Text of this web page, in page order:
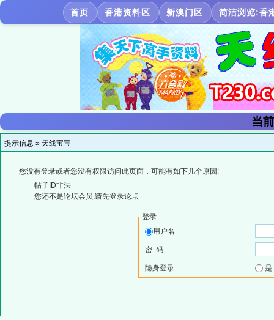
首页 香港资料区 新澳门区 简洁浏览:香
当
提示信息 » 天线宝宝
您没有登录或者您没有权限访问此页面，可能有如下几个原因:
帖子ID非法
您还不是论坛会员,请先登录论坛
登录
用户名
密 码
隐身登录